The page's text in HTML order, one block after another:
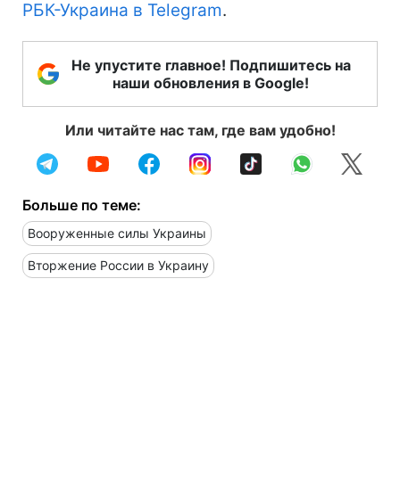
РБК-Украина в Telegram.
Не упустите главное! Подпишитесь на
наши обновления в Google!
Или читайте нас там, где вам удобно!
Больше по теме:
Вооруженные силы Украины
Вторжение России в Украину